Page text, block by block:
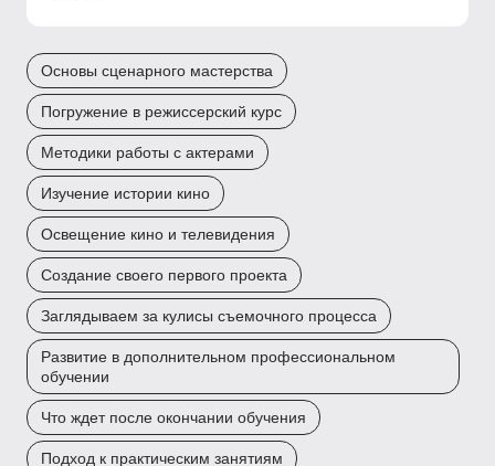
Основы сценарного мастерства
Погружение в режиссерский курс
Методики работы с актерами
Изучение истории кино
Освещение кино и телевидения
Создание своего первого проекта
Заглядываем за кулисы съемочного процесса
Развитие в дополнительном профессиональном
обучении
Что ждет после окончании обучения
Подход к практическим занятиям